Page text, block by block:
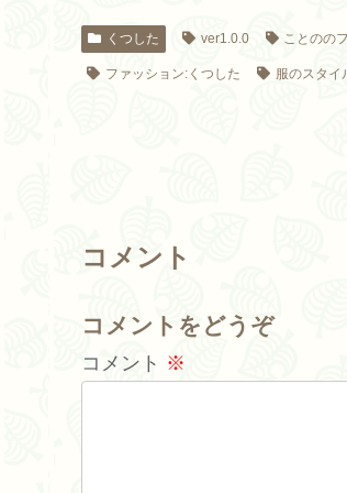
くつした ver1.0.0 ことのの
ファッション:くつした 服のスタイ
コメント
コメントをどうぞ
コメント ※